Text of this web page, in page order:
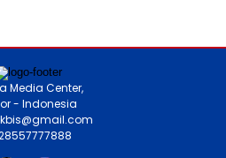
Media Center,
- Indonesia